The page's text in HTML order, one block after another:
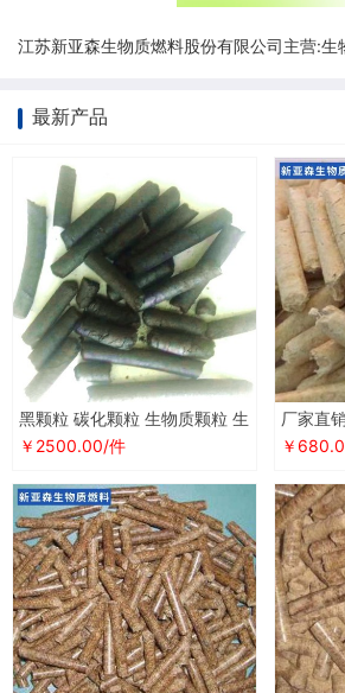
江苏新亚森生物质燃料股份有限公司主营:生
最新产品
黑颗粒 碳化颗粒 生物质颗粒 生
物质碳化颗粒 燃料 厂家直销
￥2500.00/件
厂家直
颗粒秸
￥